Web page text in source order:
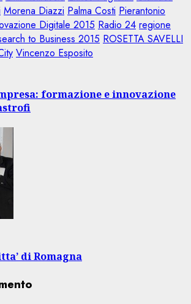
Morena Diazzi Palma Costi Pierantonio
Digitale 2015 Radio 24 regione
to Business 2015 ROSETTA SAVELLI
Vincenzo Esposito
formazione e innovazione
di Romagna